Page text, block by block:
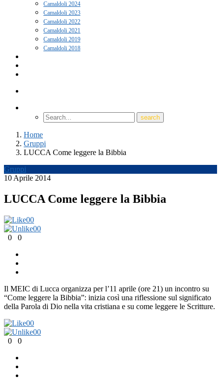
Camaldoli 2024
Camaldoli 2023
Camaldoli 2022
Camaldoli 2021
Camaldoli 2019
Camaldoli 2018
Home
Gruppi
LUCCA Come leggere la Bibbia
Gruppi
10 Aprile 2014
LUCCA Come leggere la Bibbia
00
00
0
0
Il MEIC di Lucca organizza per l’11 aprile (ore 21) un incontro su
“Come leggere la Bibbia”: inizia così una riflessione sul significato
della Parola di Dio nella vita cristiana e su come leggere le Scritture.
00
00
0
0